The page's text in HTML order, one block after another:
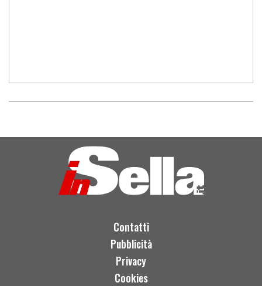
Contatti
Pubblicità
Privacy
Cookies